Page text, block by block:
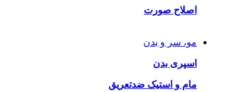
اصلاح صورت
مو، سر و بدن
اسپری بدن
مام و استیک ضدتعریق